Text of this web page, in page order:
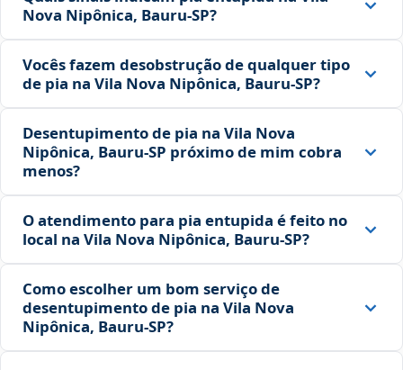
Nova Nipônica, Bauru‑SP?
Vocês fazem desobstrução de qualquer tipo
de pia na Vila Nova Nipônica, Bauru‑SP?
Desentupimento de pia na Vila Nova
Nipônica, Bauru‑SP próximo de mim cobra
menos?
O atendimento para pia entupida é feito no
local na Vila Nova Nipônica, Bauru‑SP?
Como escolher um bom serviço de
desentupimento de pia na Vila Nova
Nipônica, Bauru‑SP?